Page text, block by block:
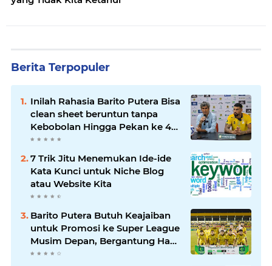
Berita Terpopuler
Inilah Rahasia Barito Putera Bisa
clean sheet beruntun tanpa
Kebobolan Hingga Pekan ke 4
Liga 2
7 Trik Jitu Menemukan Ide-ide
Kata Kunci untuk Niche Blog
atau Website Kita
Barito Putera Butuh Keajaiban
untuk Promosi ke Super League
Musim Depan, Bergantung Hasil
PSS Sleman